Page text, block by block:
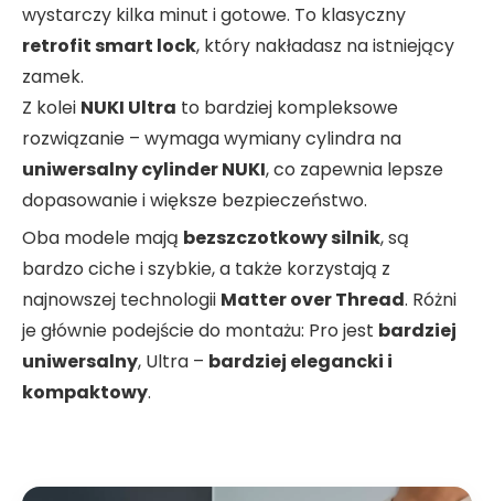
wystarczy kilka minut i gotowe. To klasyczny
retrofit smart lock, który nakładasz na istniejący
zamek.
Z kolei NUKI Ultra to bardziej kompleksowe
rozwiązanie – wymaga wymiany cylindra na
uniwersalny cylinder NUKI, co zapewnia lepsze
dopasowanie i większe bezpieczeństwo.
Oba modele mają bezszczotkowy silnik, są
bardzo ciche i szybkie, a także korzystają z
najnowszej technologii Matter over Thread. Różni
je głównie podejście do montażu: Pro jest bardziej
uniwersalny, Ultra – bardziej elegancki i
kompaktowy.